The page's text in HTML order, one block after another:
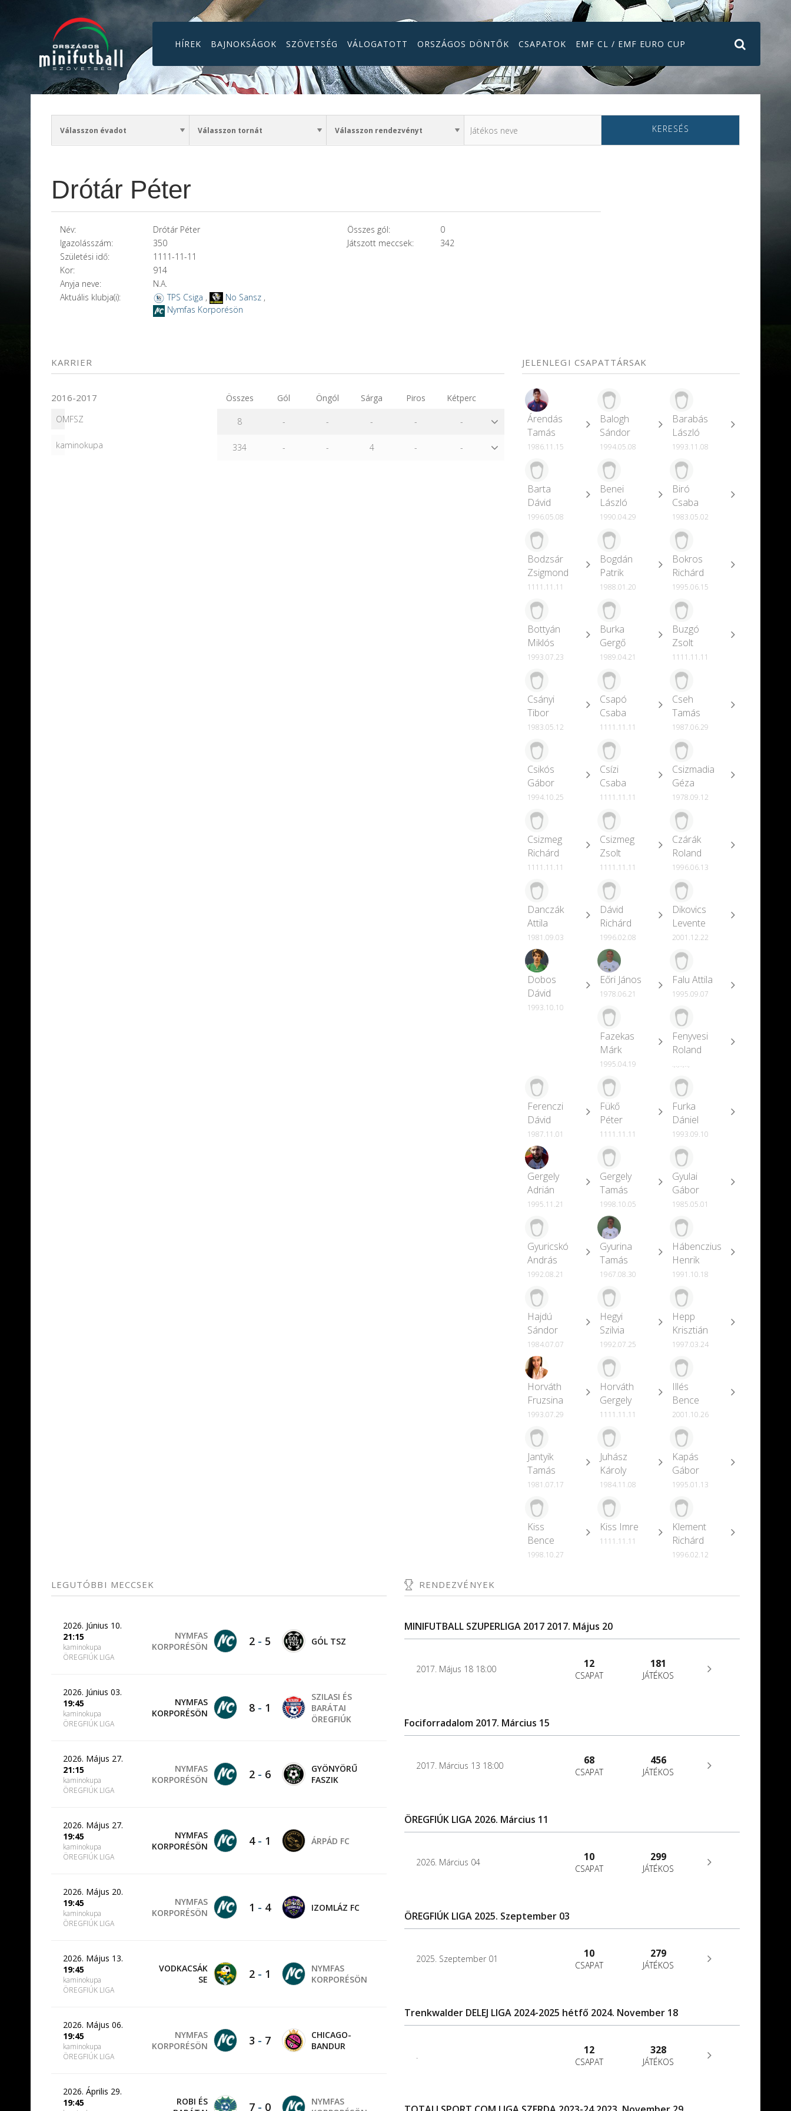
HÍREK BAJNOKSÁGOK SZÖVETSÉG VÁLOGATOTT ORSZÁGOS DÖNTŐK CSAPATOK EMF CL / EMF EURO CUP
KERESÉS
Drótár Péter
Név:
Drótár Péter
Igazolásszám:
350
Születési idő:
1111-11-11
Kor:
914
Anyja neve:
N.A.
Aktuális klubja(i):
TPS Csiga , No Sansz ,
Nymfas Korporésön
Összes gól:
0
Játszott meccsek:
342
KARRIER
2016-2017 Összes Gól Öngól Sárga Piros
Kétperc
OMFSZ
8 - - - - -
kaminokupa 334 - - 4 - -
JELENLEGI CSAPATTÁRSAK
Árendás
Tamás
1986.11.15
Balogh
Sándor
1994.05.08
Barabás
László
1993.11.08
Barta
Dávid
1996.05.08
Benei
László
1990.04.29
Biró
Csaba
1983.05.02
Bodzsár
Zsigmond
1111.11.11
Bogdán
Patrik
1988.01.20
Bokros
Richárd
1995.06.15
Bottyán
Miklós
1993.07.23
Burka
Gergő
1989.04.21
Buzgó
Zsolt
1111.11.11
Csányi
Tibor
1983.05.12
Csapó
Csaba
1111.11.11
Cseh
Tamás
1987.06.29
Csikós
Gábor
1994.10.25
Csízi
Csaba
1111.11.11
Csizmadia
Géza
1978.09.12
Csizmeg
Richárd
1111.11.11
Csizmeg
Zsolt
1111.11.11
Czárák
Roland
1996.06.13
Danczák
Attila
1981.09.03
Dávid
Richárd
1996.02.08
Dikovics
Levente
2001.12.22
Dobos
Dávid
1993.10.10
Eőri János
1978.06.21
Falu Attila
1995.09.07
Fazekas
Márk
1995.04.19
Fenyvesi
Roland
.,.,..,..,
Ferenczi
Dávid
1987.11.01
Fükő
Péter
1111.11.11
Furka
Dániel
1993.09.10
Gergely
Adrián
1995.11.21
Gergely
Tamás
1998.10.05
Gyulai
Gábor
1985.05.01
Gyuricskó
András
1992.08.21
Gyurina
Tamás
1967.08.30
Hábenczius
Henrik
1991.10.18
Hajdú
Sándor
1984.07.07
Hegyi
Szilvia
1992.07.25
Hepp
Krisztián
1997.03.24
Horváth
Fruzsina
1993.07.29
Horváth
Gergely
1111.11.11
Illés
Bence
2001.10.26
Jantyik
Tamás
1981.07.17
Juhász
Károly
1984.11.08
Kapás
Gábor
1995.01.13
Kiss
Bence
1998.10.27
Kiss Imre
1111.11.11
Klement
Richárd
1996.02.12
LEGUTÓBBI MECCSEK
2026. Június 10.
21:15
kaminokupa
ÖREGFIÚK LIGA
NYMFAS
KORPORÉSÖN
2- 5 GÓL TSZ
2026. Június 03.
19:45
kaminokupa
ÖREGFIÚK LIGA
NYMFAS
KORPORÉSÖN
8- 1
SZILASI ÉS
BARÁTAI
ÖREGFIÚK
2026. Május 27.
21:15
kaminokupa
ÖREGFIÚK LIGA
NYMFAS
KORPORÉSÖN
2- 6
GYÖNYÖRŰ
FASZIK
2026. Május 27.
19:45
kaminokupa
ÖREGFIÚK LIGA
NYMFAS
KORPORÉSÖN
4- 1 ÁRPÁD FC
2026. Május 20.
19:45
kaminokupa
ÖREGFIÚK LIGA
NYMFAS
KORPORÉSÖN
1 - 4 IZOMLÁZ FC
2026. Május 13.
19:45
kaminokupa
ÖREGFIÚK LIGA
VODKACSÁK
SE
2- 1
NYMFAS
KORPORÉSÖN
2026. Május 06.
19:45
kaminokupa
ÖREGFIÚK LIGA
NYMFAS
KORPORÉSÖN
3 - 7
CHICAGO-
BANDUR
2026. Április 29.
19:45
ROBI ÉS
7- 0
NYMFAS
RENDEZVÉNYEK
MINIFUTBALL SZUPERLIGA 2017 2017. Május 20
2017. Május 18 18:00 12
CSAPAT
181
JÁTÉKOS
Fociforradalom 2017. Március 15
2017. Március 13 18:00 68
CSAPAT
456
JÁTÉKOS
ÖREGFIÚK LIGA 2026. Március 11
2026. Március 04 10
CSAPAT
299
JÁTÉKOS
ÖREGFIÚK LIGA 2025. Szeptember 03
2025. Szeptember 01 10
CSAPAT
279
JÁTÉKOS
Trenkwalder DELEJ LIGA 2024-2025 hétfő 2024. November 18
. 12
CSAPAT
328
JÁTÉKOS